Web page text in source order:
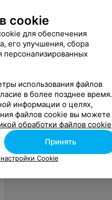
cookie
для обеспечения
его улучшения, сбора
персонализированных
использования файлов
в более позднее время.
информации о целях,
файлов cookie вы можете
обработки файлов cookie
Принять
Cookie